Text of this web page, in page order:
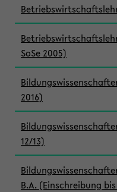
SoSe 2005)
2016)
12/13)
B.A. (Einschreibung bis